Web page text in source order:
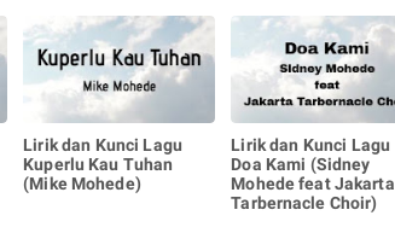
Lirik dan Kunci Lagu
Kuperlu Kau Tuhan
(Mike Mohede)
Lirik dan Kunci Lagu
Doa Kami (Sidney
Mohede feat Jakarta
Tarbernacle Choir)